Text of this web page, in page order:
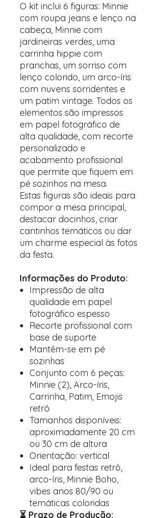
O kit inclui 6 figuras: Minnie
com roupa jeans e lenço na
cabeça, Minnie com
jardineiras verdes, uma
carrinha hippie com
pranchas, um sorriso com
lenço colorido, um arco-íris
com nuvens sorridentes e
um patim vintage. Todos os
elementos são impressos
em papel fotográfico de
alta qualidade, com recorte
personalizado e
acabamento profissional
que permite que fiquem em
pé sozinhos na mesa.
Estas figuras são ideais para
compor a mesa principal,
destacar docinhos, criar
cantinhos temáticos ou dar
um charme especial às fotos
da festa.
Informações do Produto:
Impressão de alta
qualidade em papel
fotográfico espesso
Recorte profissional com
base de suporte
Mantêm-se em pé
sozinhas
Conjunto com 6 peças:
Minnie (2), Arco-íris,
Carrinha, Patim, Emojis
retrô
Tamanhos disponíveis:
aproximadamente 20 cm
ou 30 cm de altura
Orientação: vertical
Ideal para festas retrô,
arco-íris, Minnie Boho,
vibes anos 80/90 ou
temáticas coloridas
⏳ Prazo de Produção: